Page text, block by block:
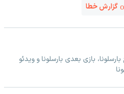
گزارش خطا
بازی بعدی بارسلونا و ویدئو